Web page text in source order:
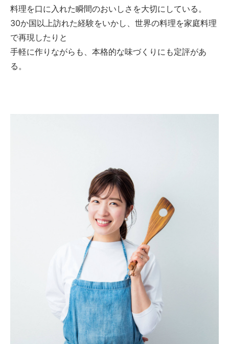
料理を口に入れた瞬間のおいしさを大切にしている。
30か国以上訪れた経験をいかし、世界の料理を家庭料理
で再現したりと
手軽に作りながらも、本格的な味づくりにも定評があ
る。